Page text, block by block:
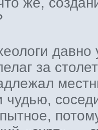
давно
за
чудью,